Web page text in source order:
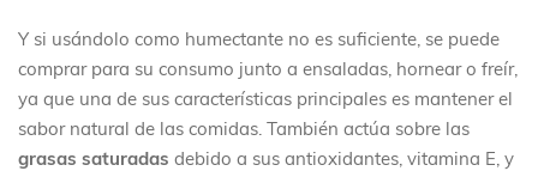
Y si usándolo como humectante no es suficiente, se puede
comprar para su consumo junto a ensaladas, hornear o freír,
ya que una de sus características principales es mantener el
sabor natural de las comidas. También actúa sobre las
grasas saturadas debido a sus antioxidantes, vitamina E, y